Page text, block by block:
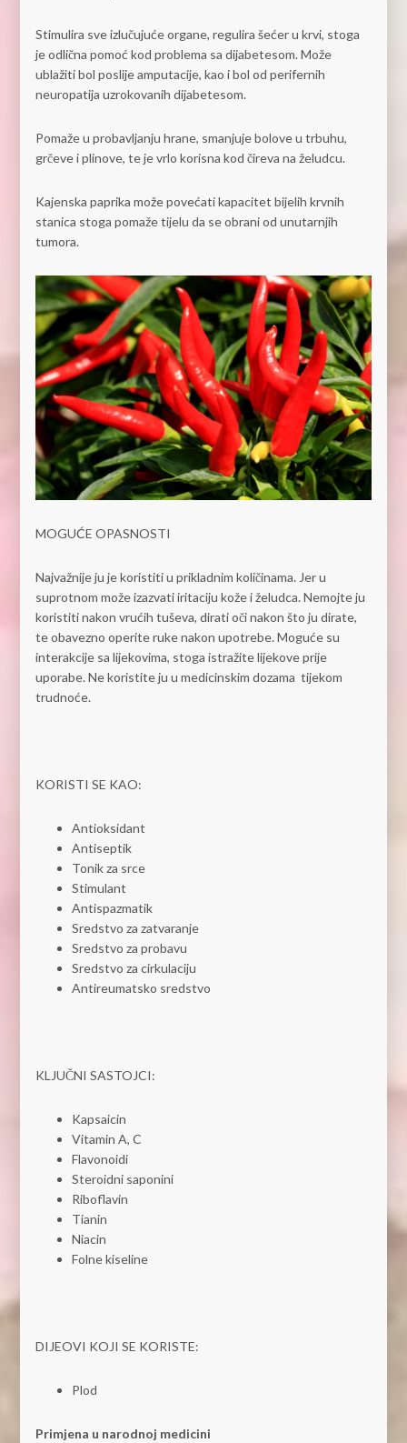
Stimulira sve izlučujuće organe, regulira šećer u krvi, stoga
je odlična pomoć kod problema sa dijabetesom. Može
ublažiti bol poslije amputacije, kao i bol od perifernih
neuropatija uzrokovanih dijabetesom.
Pomaže u probavljanju hrane, smanjuje bolove u trbuhu,
grčeve i plinove, te je vrlo korisna kod čireva na želudcu.
Kajenska paprika može povećati kapacitet bijelih krvnih
stanica stoga pomaže tijelu da se obrani od unutarnjih
tumora.
MOGUĆE OPASNOSTI
Najvažnije ju je koristiti u prikladnim količinama. Jer u
suprotnom može izazvati iritaciju kože i želudca. Nemojte ju
koristiti nakon vrućih tuševa, dirati oči nakon što ju dirate,
te obavezno operite ruke nakon upotrebe. Moguće su
interakcije sa lijekovima, stoga istražite lijekove prije
uporabe. Ne koristite ju u medicinskim dozama tijekom
trudnoće.
KORISTI SE KAO:
Antioksidant
Antiseptik
Tonik za srce
Stimulant
Antispazmatik
Sredstvo za zatvaranje
Sredstvo za probavu
Sredstvo za cirkulaciju
Antireumatsko sredstvo
KLJUČNI SASTOJCI:
Kapsaicin
Vitamin A, C
Flavonoidi
Steroidni saponini
Riboflavin
Tianin
Niacin
Folne kiseline
DIJEOVI KOJI SE KORISTE:
Plod
Primjena u narodnoj medicini